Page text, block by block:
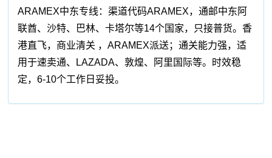
ARAMEX中东专线：渠道代码ARAMEX，通邮中东阿
联酋、沙特、巴林、卡塔尔等14个国家，只接普货。香
港直飞，商业清关 ，ARAMEX派送；通关能力强，适
用于速卖通、LAZADA、敦煌、阿里国际等。时效稳
定，6-10个工作日妥投。